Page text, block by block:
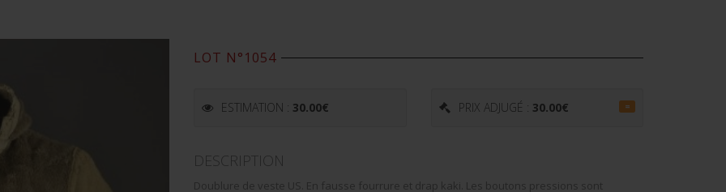
LOT N°1054
ESTIMATION : 30.00€ PRIX ADJUGÉ : 30.00€ =
DESCRIPTION
Doublure de veste US. En fausse fourrure et drap kaki. Les boutons pressions sont